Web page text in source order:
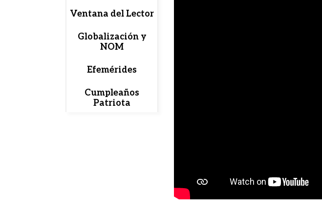
Ventana del Lector
Globalización y
NOM
Efemérides
Cumpleaños
Patriota